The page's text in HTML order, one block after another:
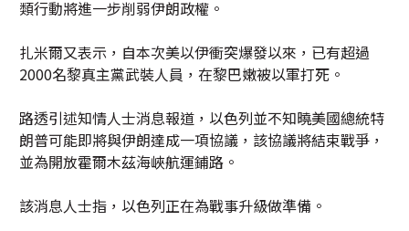
類行動將進一步削弱伊朗政權。
扎米爾又表示，自本次美以伊衝突爆發以來，已有超過
2000名黎真主黨武裝人員，在黎巴嫩被以軍打死。
路透引述知情人士消息報道，以色列並不知曉美國總統特
朗普可能即將與伊朗達成一項協議，該協議將結束戰爭，
並為開放霍爾木茲海峽航運鋪路。
該消息人士指，以色列正在為戰事升級做準備。